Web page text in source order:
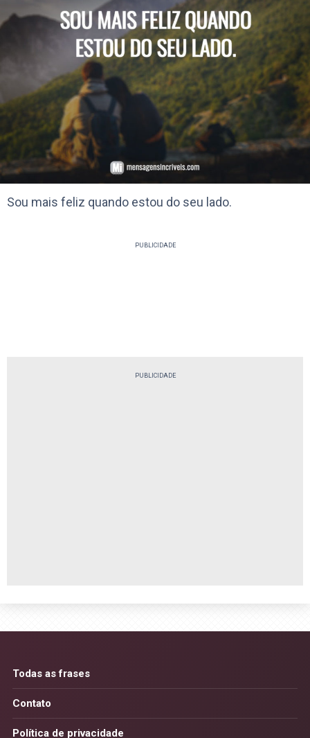
Sou mais feliz quando estou do seu lado.
PUBLICIDADE
PUBLICIDADE
Todas as frases
Contato
Política de privacidade